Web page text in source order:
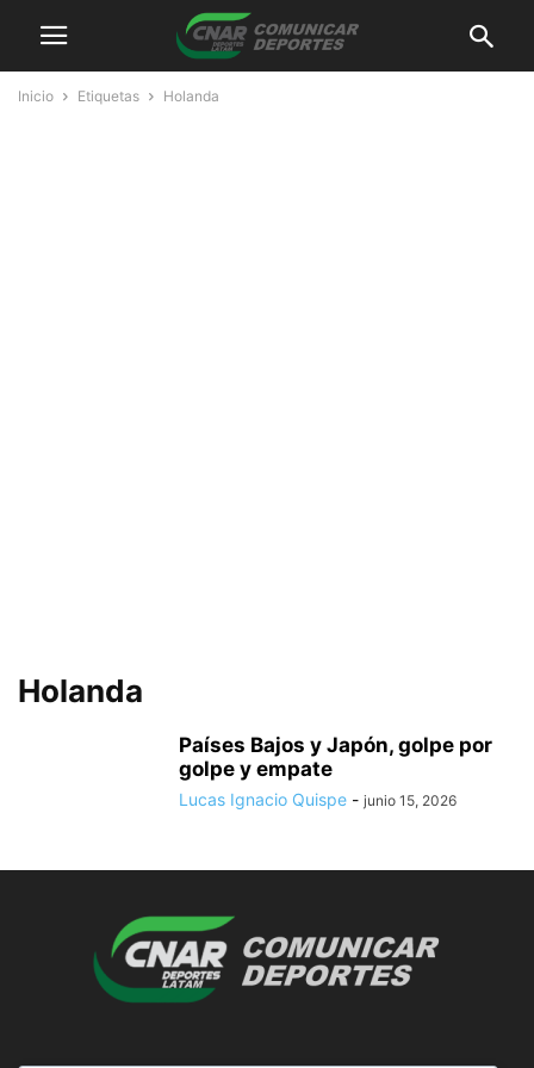
Inicio Etiquetas Holanda
Holanda
Países Bajos y Japón, golpe por
golpe y empate
Lucas Ignacio Quispe - junio 15, 2026